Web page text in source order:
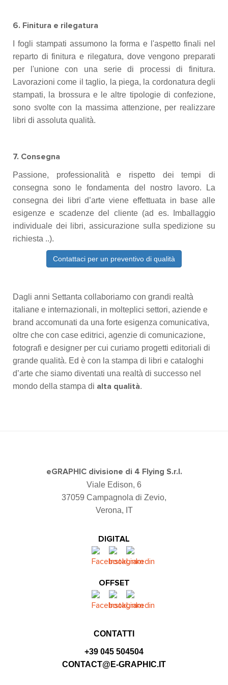
6. Finitura e rilegatura
I fogli stampati assumono la forma e l'aspetto finali nel
reparto di finitura e rilegatura, dove vengono preparati
per l'unione con una serie di processi di finitura.
Lavorazioni come il taglio, la piega, la cordonatura degli
stampati, la brossura e le altre tipologie di confezione,
sono svolte con la massima attenzione, per realizzare
libri di assoluta qualità.
7. Consegna
Passione, professionalità e rispetto dei tempi di
consegna sono le fondamenta del nostro lavoro. La
consegna dei libri d’arte viene effettuata in base alle
esigenze e scadenze del cliente (ad es. Imballaggio
individuale dei libri, assicurazione sulla spedizione su
richiesta ..).
Contattaci per un preventivo di qualità
Dagli anni Settanta collaboriamo con grandi realtà
italiane e internazionali, in molteplici settori, aziende e
brand accomunati da una forte esigenza comunicativa,
oltre che con case editrici, agenzie di comunicazione,
fotografi e designer per cui curiamo progetti editoriali di
grande qualità. Ed è con la stampa di libri e cataloghi
d’arte che siamo diventati una realtà di successo nel
mondo della stampa di alta qualità.
eGRAPHIC divisione di 4 Flying S.r.l.
Viale Edison, 6
37059 Campagnola di Zevio,
Verona, IT
DIGITAL
OFFSET
CONTATTI
+39 045 504504
CONTACT@E-GRAPHIC.IT